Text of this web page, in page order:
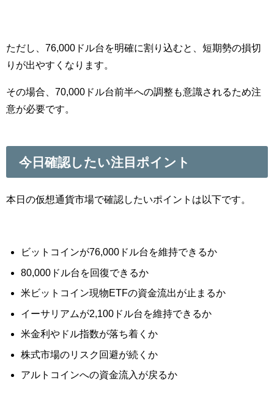
ただし、76,000ドル台を明確に割り込むと、短期勢の損切
りが出やすくなります。
その場合、70,000ドル台前半への調整も意識されるため注
意が必要です。
今日確認したい注目ポイント
本日の仮想通貨市場で確認したいポイントは以下です。
ビットコインが76,000ドル台を維持できるか
80,000ドル台を回復できるか
米ビットコイン現物ETFの資金流出が止まるか
イーサリアムが2,100ドル台を維持できるか
米金利やドル指数が落ち着くか
株式市場のリスク回避が続くか
アルトコインへの資金流入が戻るか